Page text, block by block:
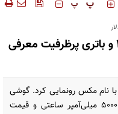
‍‍‍ پ پ
گوشی Gionee Max با اندروید ۱۰ و باتری پرظرفیت معرفی
نام مکس رونمایی کرد. گوشی
Gionee Max نرم‌افزار به‌روز، باتری بزرگ ۵۰۰۰ میلی‌آمپر ساعتی و قیمت